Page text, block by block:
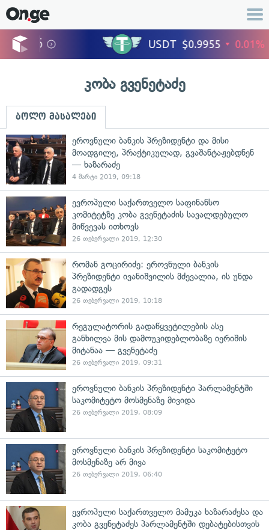
კობა გვენეტაძე
ბოლო მასალები
ეროვნული ბანკის პრეზიდენტი და მისი
მოადგილე, პრაქტიკულად, გვაშანტაჟებდნენ
— ხაზარაძე
4 მარტი 2019, 09:18
ევროპული საქართველო საფინანსო
კომიტეტზე კობა გვენეტაძის სავალდებულო
მიწვევას ითხოვს
26 თებერვალი 2019, 12:30
რომან გოცირიძე: ეროვნული ბანკის
პრეზიდენტი ივანიშვილის მძევალია, ის უნდა
გადადგეს
26 თებერვალი 2019, 10:18
რეგულატორის გადაწყვეტილების ასე
განხილვა მის დამოუკიდებლობაზე იერიშის
მიტანაა — გვენეტაძე
26 თებერვალი 2019, 09:31
ეროვნული ბანკის პრეზიდენტი პარლამენტში
საკომიტეტო მოსმენაზე მივიდა
26 თებერვალი 2019, 08:09
ეროვნული ბანკის პრეზიდენტი საკომიტეტო
მოსმენაზე არ მივა
26 თებერვალი 2019, 06:40
ევროპული საქართველო მამუკა ხაზარაძესა და
კობა გვენეტაძეს პარლამენტში დებატებისთვის